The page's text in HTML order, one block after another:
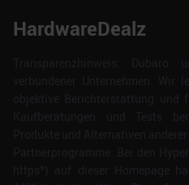
HardwareDealz